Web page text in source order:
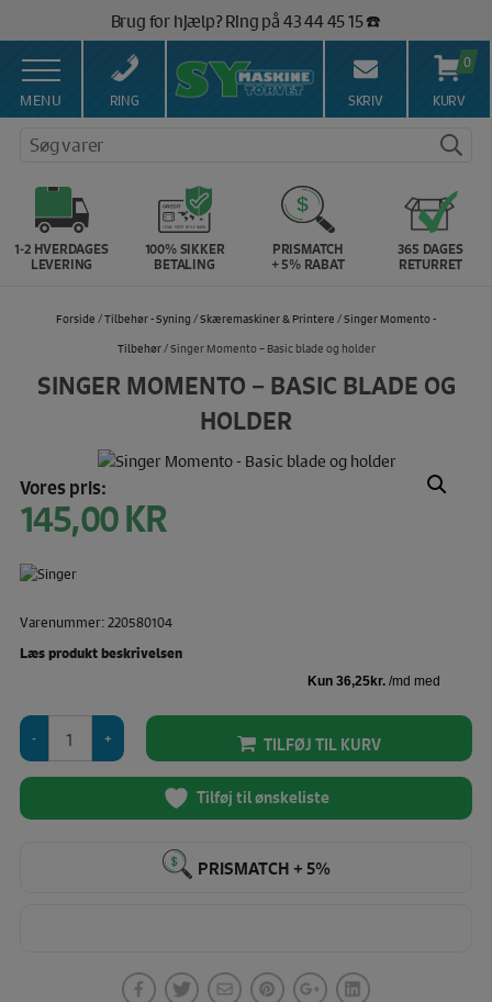
indholdet
Brug for hjælp? Ring på 43 44 45 15 ☎️
Vi matcher alle danske priser 💰
MENU RING SKRIV
0
KURV
Søg varer
1-2 HVERDAGES
LEVERING
100% SIKKER
BETALING
PRISMATCH
+ 5% RABAT
365 DAGES
RETURRET
Forside /Tilbehør - Syning /Skæremaskiner & Printere /Singer Momento -
Tilbehør/ Singer Momento – Basic blade og holder
SINGER MOMENTO – BASIC BLADE OG
HOLDER
Vores pris:
145,00KR
Varenummer: 220580104
Læs produkt beskrivelsen
Momento
-
blade
TILFØJ TIL KURV
Tilføj til ønskeliste
PRISMATCH + 5%